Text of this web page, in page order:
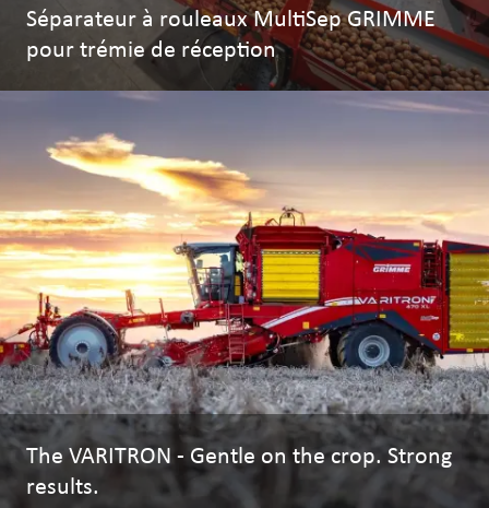
Séparateur à rouleaux MultiSep GRIMME
pour trémie de réception
The VARITRON - Gentle on the crop. Strong
results.